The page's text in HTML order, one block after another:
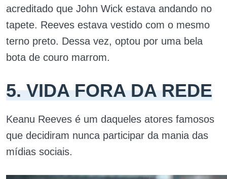
acreditado que John Wick estava andando no
tapete. Reeves estava vestido com o mesmo
terno preto. Dessa vez, optou por uma bela
bota de couro marrom.
5. VIDA FORA DA REDE
Keanu Reeves é um daqueles atores famosos
que decidiram nunca participar da mania das
mídias sociais.